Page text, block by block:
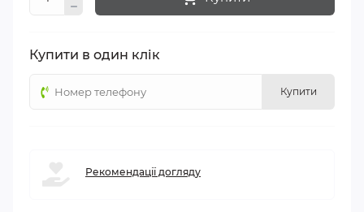
Купити в один клік
Купити
Рекомендації догляду